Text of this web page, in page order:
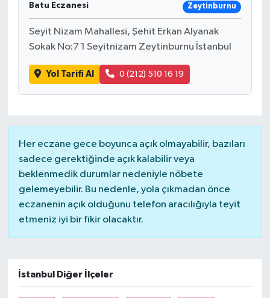
Batu Eczanesi Zeytinburnu
Seyit Nizam Mahallesi, Şehit Erkan Alyanak
Sokak No:7 1 Seyitnizam Zeytinburnu İstanbul
Yol Tarifi Al 0 (212) 510 16 19
Her eczane gece boyunca açık olmayabilir, bazıları
sadece gerektiğinde açık kalabilir veya
beklenmedik durumlar nedeniyle nöbete
gelemeyebilir. Bu nedenle, yola çıkmadan önce
eczanenin açık olduğunu telefon aracılığıyla teyit
etmeniz iyi bir fikir olacaktır.
İstanbul Diğer İlçeler